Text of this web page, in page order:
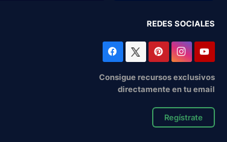
REDES SOCIALES
Consigue recursos exclusivos
directamente en tu email
Regístrate